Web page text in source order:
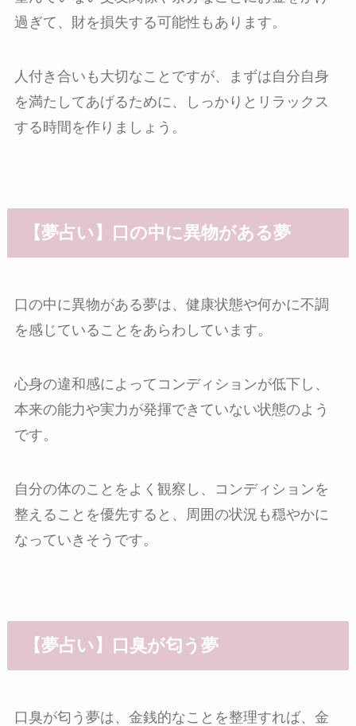
過ぎて、財を損失する可能性もあります。
人付き合いも大切なことですが、まずは自分自身
を満たしてあげるために、しっかりとリラックス
する時間を作りましょう。
【夢占い】口の中に異物がある夢
口の中に異物がある夢は、健康状態や何かに不調
を感じていることをあらわしています。
心身の違和感によってコンディションが低下し、
本来の能力や実力が発揮できていない状態のよう
です。
自分の体のことをよく観察し、コンディションを
整えることを優先すると、周囲の状況も穏やかに
なっていきそうです。
【夢占い】口臭が匂う夢
口臭が匂う夢は、金銭的なことを整理すれば、金